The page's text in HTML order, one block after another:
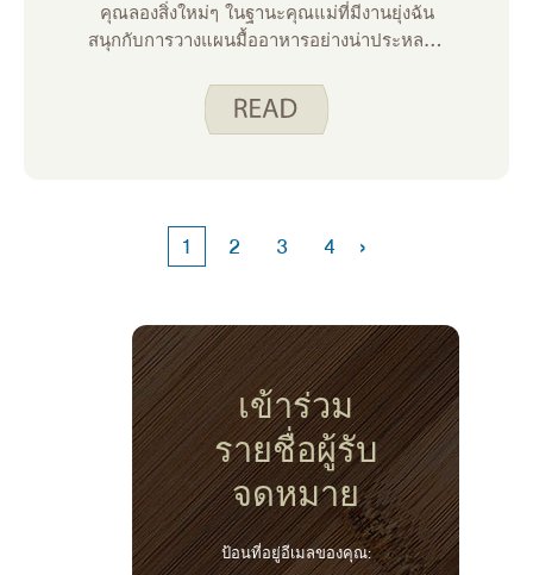
คุณลองสิ่งใหม่ๆ ในฐานะคุณแม่ที่มีงานยุ่งฉัน
สนุกกับการวางแผนมื้ออาหารอย่างน่าประหลาด
สัปดาห์ที่วุ่นวายเป็นพิเศษ แม้ว่าฉันจะสนุกกับมัน
แต่บ่อยครั้งที่ฉันพบว่าตัวเองอยู่ในร่องสูตรอาหาร
1 2 3 4 ›
เข้าร่วม
รายชื่อผู้รับ
จดหมาย
ป้อนที่อยู่อีเมลของคุณ: